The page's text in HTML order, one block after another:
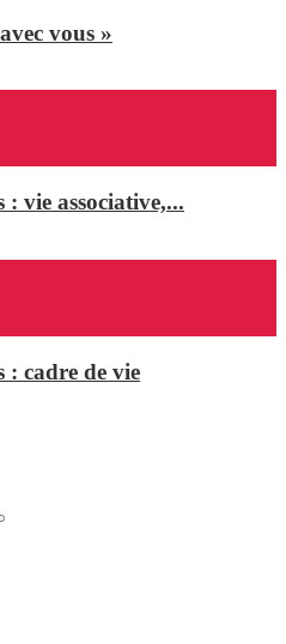
vous »
: vie associative,...
: cadre de vie